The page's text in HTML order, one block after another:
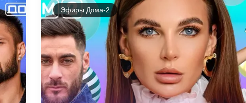
Эфиры Дома-2